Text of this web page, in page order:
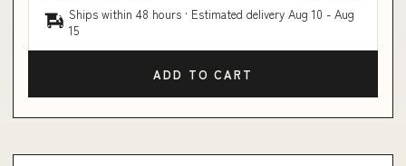
Ships within 48 hours · Estimated delivery Aug 10 - Aug
15
ADD TO CART